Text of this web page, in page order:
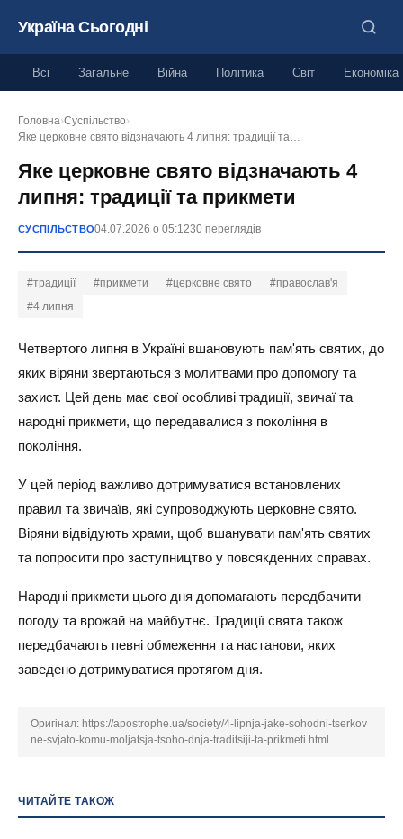
Україна Сьогодні
Всі Загальне Війна Політика Світ Економіка
Головна›Суспільство›
Яке церковне свято відзначають 4 липня: традиції та…
Яке церковне свято відзначають 4
липня: традиції та прикмети
СУСПІЛЬСТВО04.07.2026 о 05:1230 переглядів
#традиції #прикмети #церковне свято
#православ'я
#4 липня
Четвертого липня в Україні вшановують пам'ять святих, до
яких віряни звертаються з молитвами про допомогу та
захист. Цей день має свої особливі традиції, звичаї та
народні прикмети, що передавалися з покоління в
покоління.
У цей період важливо дотримуватися встановлених
правил та звичаїв, які супроводжують церковне свято.
Віряни відвідують храми, щоб вшанувати пам'ять святих
та попросити про заступництво у повсякденних справах.
Народні прикмети цього дня допомагають передбачити
погоду та врожай на майбутнє. Традиції свята також
передбачають певні обмеження та настанови, яких
заведено дотримуватися протягом дня.
Оригінал: https://apostrophe.ua/society/4-lipnja-jake-sohodni-tserkov
ne-svjato-komu-moljatsja-tsoho-dnja-traditsiji-ta-prikmeti.html
ЧИТАЙТЕ ТАКОЖ